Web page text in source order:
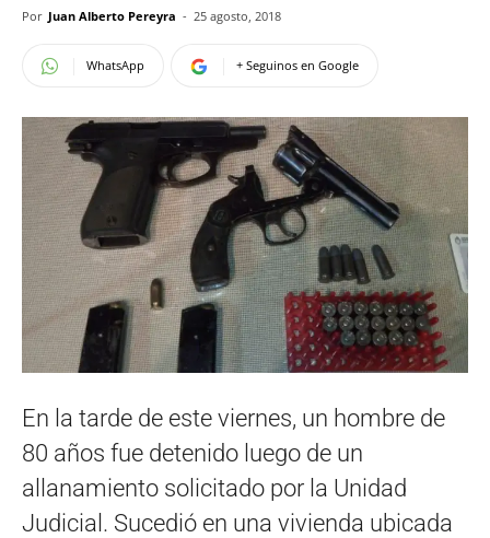
Por Juan Alberto Pereyra - 25 agosto, 2018
WhatsApp + Seguinos en Google
En la tarde de este viernes, un hombre de
80 años fue detenido luego de un
allanamiento solicitado por la Unidad
Judicial. Sucedió en una vivienda ubicada